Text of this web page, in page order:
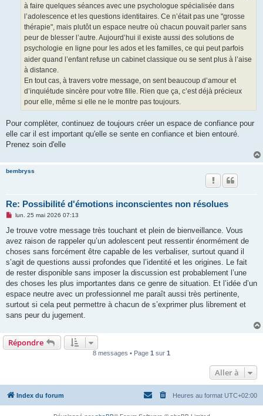
à faire quelques séances avec une psychologue spécialisée dans
l’adolescence et les questions identitaires. Ce n’était pas une "grosse
thérapie", mais plutôt un espace neutre où chacun pouvait parler sans
peur de blesser l’autre. Aujourd’hui il existe aussi des solutions de
psychologie en ligne pour les ados et les familles, ce qui peut parfois
aider quand l’enfant refuse un cabinet classique ou se sent plus à l’aise
à distance.
En tout cas, à travers votre message, on sent beaucoup d’amour et
d’inquiétude sincère pour votre fille. Rien que ça, c’est déjà précieux
pour elle, même si elle ne le montre pas toujours.
Pour complèter, continuez de toujours créer un espace de confiance pour
elle car il est important qu'elle se sente en confiance et bien entouré.
Prenez soin d'elle
bembryss
Re: Possibilité d'émotions inconscientes non résolues
M
s
a
g
n
o
l
u
lun. 25 mai 2026 07:13
Je trouve votre message très touchant et plein de bienveillance. Vous
avez raison de rappeler qu’un adolescent peut ressentir énormément de
choses sans forcément être capable de les verbaliser, surtout quand il
s’agit de questions aussi profondes que l’identité et les origines. Le fait
de rester disponible sans imposer la discussion est probablement l’une
des choses les plus importantes dans ce genre de situation. Et l’idée d’un
espace neutre avec un professionnel me paraît aussi très pertinente,
surtout si cela peut permettre à chacun de s’exprimer plus librement et
sans peur du jugement.
Répondre
8 messages • Page 1 sur 1
Aller à
Index du forum Heures au format UTC+02:00